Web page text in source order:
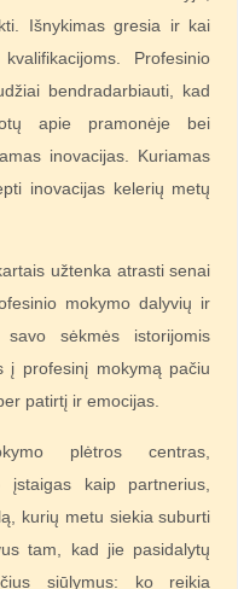
Išnykimas gresia ir kai
Profesinio
bendradarbiauti, kad
apie pramonėje bei
inovacijas. Kuriamas
inovacijas kelerių metų
užtenka atrasti senai
mokymo dalyvių ir
savo sėkmės istorijomis
į profesinį mokymą pačiu
patirtį ir emocijas.
plėtros centras,
įstaigas kaip partnerius,
kurių metu siekia suburti
tam, kad jie pasidalytų
siūlymus: ko reikia